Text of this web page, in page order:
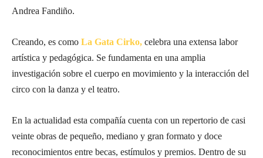
Andrea Fandiño.
Creando, es como La Gata Cirko, celebra una extensa labor
artística y pedagógica. Se fundamenta en una amplia
investigación sobre el cuerpo en movimiento y la interacción del
circo con la danza y el teatro.
En la actualidad esta compañía cuenta con un repertorio de casi
veinte obras de pequeño, mediano y gran formato y doce
reconocimientos entre becas, estímulos y premios. Dentro de su